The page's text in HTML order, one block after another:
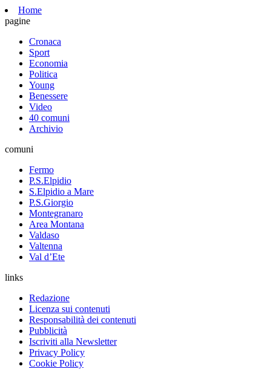
Home
pagine
Cronaca
Sport
Economia
Politica
Young
Benessere
Video
40 comuni
Archivio
comuni
Fermo
P.S.Elpidio
S.Elpidio a Mare
P.S.Giorgio
Montegranaro
Area Montana
Valdaso
Valtenna
Val d’Ete
links
Redazione
Licenza sui contenuti
Responsabilità dei contenuti
Pubblicità
Iscriviti alla Newsletter
Privacy Policy
Cookie Policy